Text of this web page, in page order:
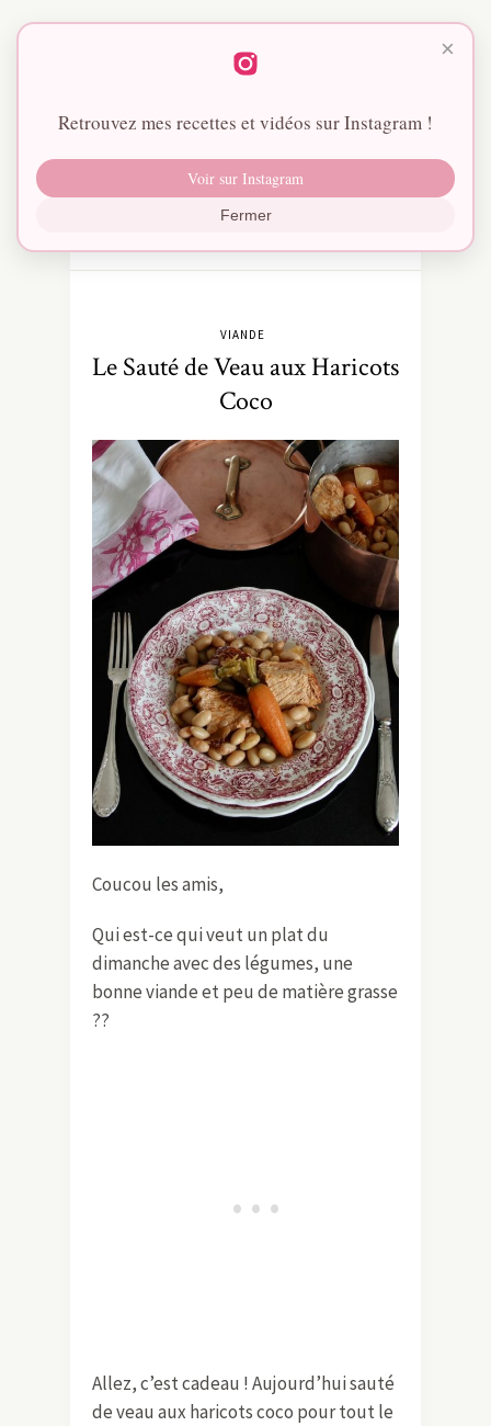
VIANDE
Le Sauté de Veau aux Haricots
Coco
Coucou les amis,
Qui est-ce qui veut un plat du
dimanche avec des légumes, une
bonne viande et peu de matière grasse
??
Allez, c’est cadeau ! Aujourd’hui sauté
de veau aux haricots coco pour tout le
×
Retrouvez mes recettes et vidéos sur Instagram !
Voir sur Instagram
Fermer